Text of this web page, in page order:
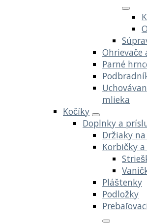
Parné
mlieka
Kočíky
Doplnky a
Držiaky
Korbičky
Pláštenky
Podložky